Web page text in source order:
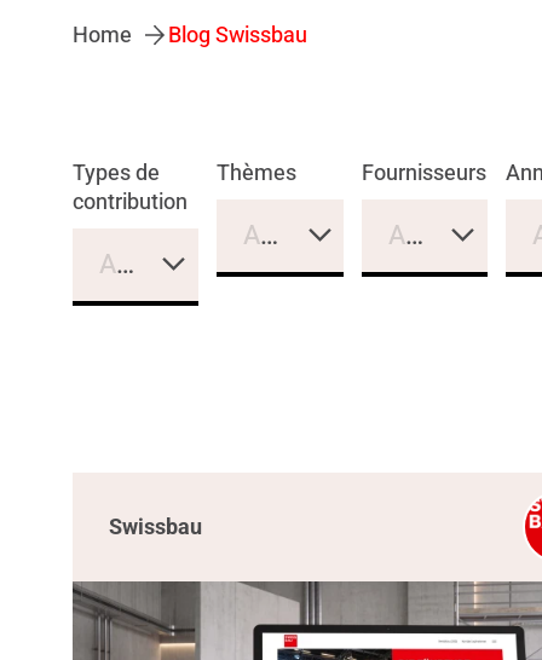
Home Blog Swissbau
Types de
contribution
Aucune sélection
Thèmes
Aucune sélection
Fournisseurs
Aucune
Swissbau